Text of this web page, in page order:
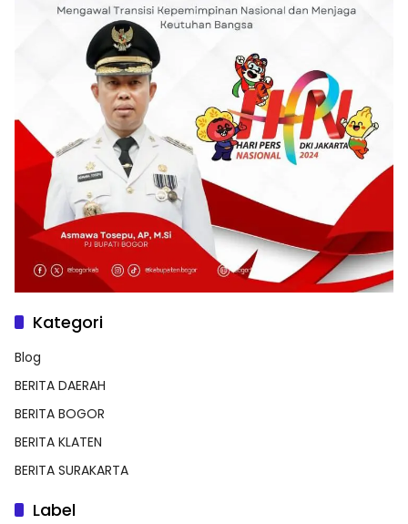
Kategori
Blog
BERITA DAERAH
BERITA BOGOR
BERITA KLATEN
BERITA SURAKARTA
Label